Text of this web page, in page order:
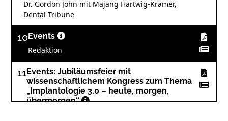
Dr. Gordon John mit Majang Hartwig-Kramer,
Dental Tribune
10Events
Redaktion
11Events: Jubiläumsfeier mit
wissenschaftlichem Kongress zum Thema
„Implantologie 3.0 – heute, morgen,
übermorgen“